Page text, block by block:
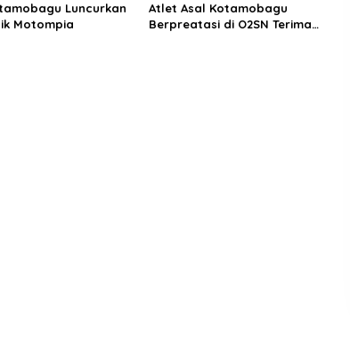
Luncurkan
Motompia
Atlet Asal Kotamobagu
Berpreatasi di O2SN Terima